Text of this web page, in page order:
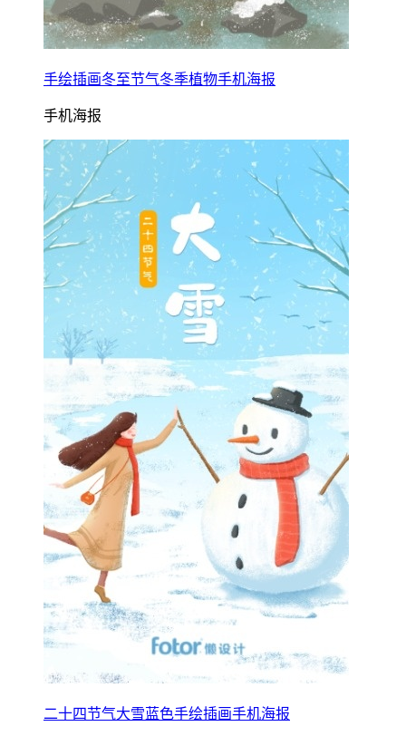
手绘插画冬至节气冬季植物手机海报
手机海报
二十四节气大雪蓝色手绘插画手机海报